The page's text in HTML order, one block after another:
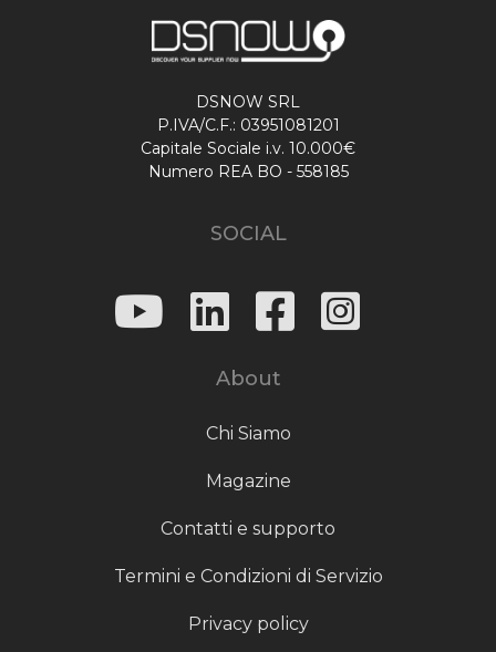
DSNOW SRL
P.IVA/C.F.: 03951081201
Capitale Sociale i.v. 10.000€
Numero REA BO - 558185
SOCIAL
About
Chi Siamo
Magazine
Contatti e supporto
Termini e Condizioni di Servizio
Privacy policy